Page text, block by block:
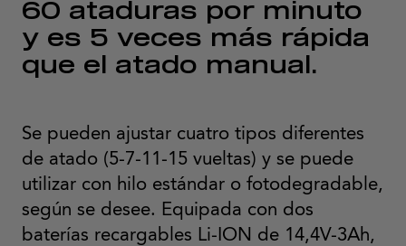
60 ataduras por minuto
y es 5 veces más rápida
que el atado manual.
Se pueden ajustar cuatro tipos diferentes
de atado (5-7-11-15 vueltas) y se puede
utilizar con hilo estándar o fotodegradable,
según se desee. Equipada con dos
baterías recargables Li-ION de 14,4V-3Ah,